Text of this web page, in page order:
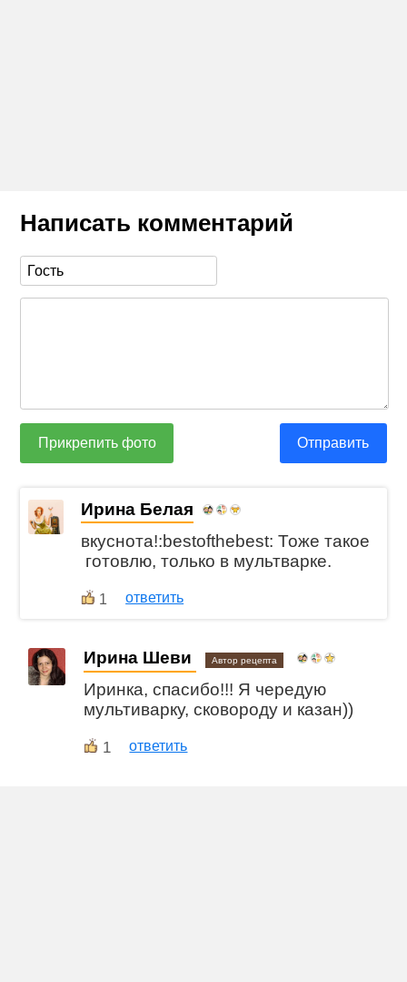
Написать комментарий
Прикрепить фото Отправить
Ирина Белая
вкуснота!:bestofthebest: Тоже такое
готовлю, только в мультварке.
1 ответить
Ирина Шеви Автор рецепта
Иринка, спасибо!!! Я чередую
мультиварку, сковороду и казан))
1 ответить